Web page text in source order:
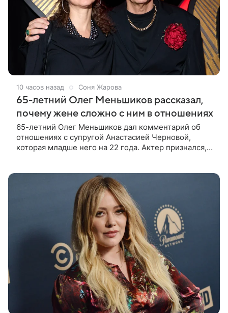
10 часов назад Соня Жарова
65-летний Олег Меньшиков рассказал,
почему жене сложно с ним в отношениях
65-летний Олег Меньшиков дал комментарий об
отношениях с супругой Анастасией Черновой,
которая младше него на 22 года. Актер признался,